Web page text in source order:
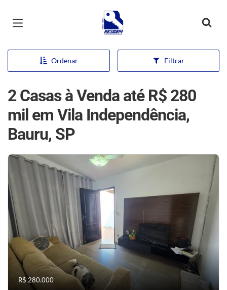
Página inicial
Ordenar Filtrar
2 Casas à Venda até R$ 280
mil em Vila Independência,
Bauru, SP
R$ 280.000